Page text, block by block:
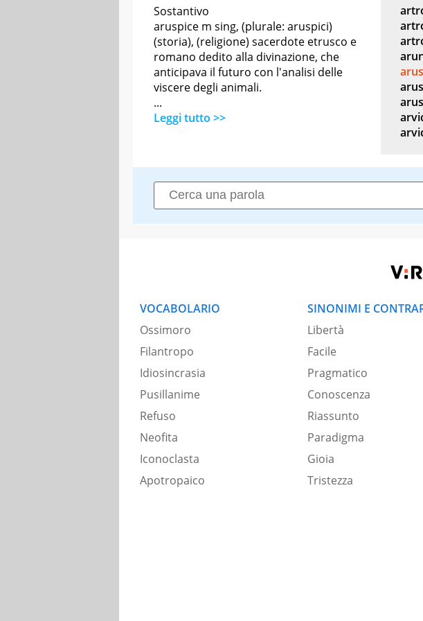
Sostantivo
aruspice m sing, (plurale: aruspici)
(storia), (religione) sacerdote etrusco e
romano dedito alla divinazione, che
anticipava il futuro con l'analisi delle
viscere degli animali.
...
Leggi tutto >>
VOCABOLARIO
Ossimoro
Filantropo
Idiosincrasia
Pusillanime
Refuso
Neofita
Iconoclasta
Apotropaico
SINONIMI E
Libertà
Facile
Pragmatico
Conoscenza
Riassunto
Paradigma
Gioia
Tristezza